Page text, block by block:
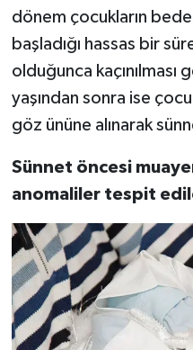
dönem çocukların
başladığı hassas bir
olduğunca kaçınılması
yaşından sonra ise
göz ününe alınarak
Sünnet öncesi
anomaliler tespit